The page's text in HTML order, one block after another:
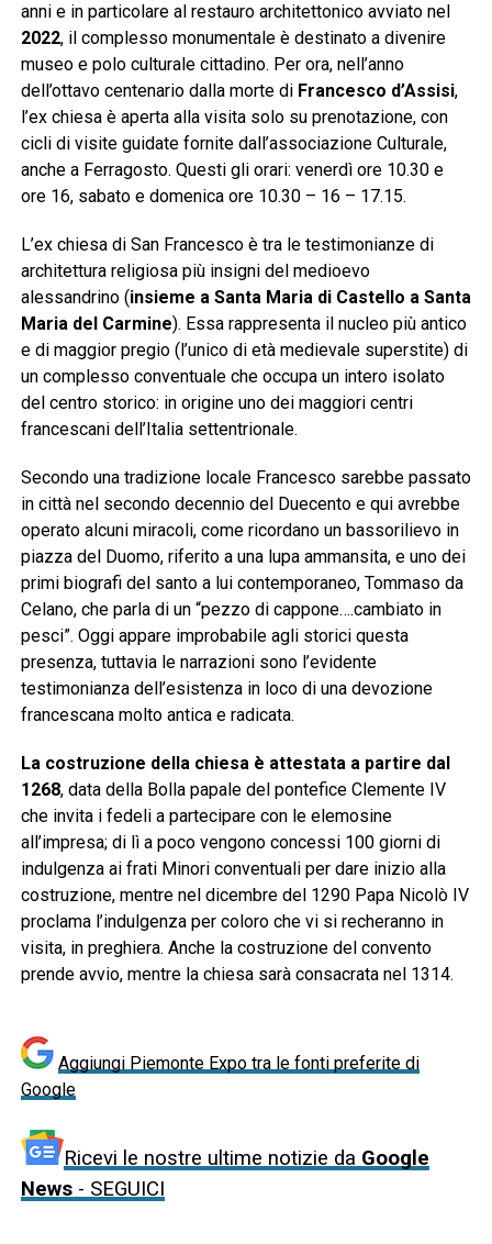
anni e in particolare al restauro architettonico avviato nel
2022, il complesso monumentale è destinato a divenire
museo e polo culturale cittadino. Per ora, nell’anno
dell’ottavo centenario dalla morte di Francesco d’Assisi,
l’ex chiesa è aperta alla visita solo su prenotazione, con
cicli di visite guidate fornite dall’associazione Culturale,
anche a Ferragosto. Questi gli orari: venerdì ore 10.30 e
ore 16, sabato e domenica ore 10.30 – 16 – 17.15.
L’ex chiesa di San Francesco è tra le testimonianze di
architettura religiosa più insigni del medioevo
alessandrino (insieme a Santa Maria di Castello a Santa
Maria del Carmine). Essa rappresenta il nucleo più antico
e di maggior pregio (l’unico di età medievale superstite) di
un complesso conventuale che occupa un intero isolato
del centro storico: in origine uno dei maggiori centri
francescani dell’Italia settentrionale.
Secondo una tradizione locale Francesco sarebbe passato
in città nel secondo decennio del Duecento e qui avrebbe
operato alcuni miracoli, come ricordano un bassorilievo in
piazza del Duomo, riferito a una lupa ammansita, e uno dei
primi biografi del santo a lui contemporaneo, Tommaso da
Celano, che parla di un “pezzo di cappone….cambiato in
pesci”. Oggi appare improbabile agli storici questa
presenza, tuttavia le narrazioni sono l’evidente
testimonianza dell’esistenza in loco di una devozione
francescana molto antica e radicata.
La costruzione della chiesa è attestata a partire dal
1268, data della Bolla papale del pontefice Clemente IV
che invita i fedeli a partecipare con le elemosine
all’impresa; di lì a poco vengono concessi 100 giorni di
indulgenza ai frati Minori conventuali per dare inizio alla
costruzione, mentre nel dicembre del 1290 Papa Nicolò IV
proclama l’indulgenza per coloro che vi si recheranno in
visita, in preghiera. Anche la costruzione del convento
prende avvio, mentre la chiesa sarà consacrata nel 1314.
Aggiungi Piemonte Expo tra le fonti preferite di
Google
Ricevi le nostre ultime notizie da Google
News- SEGUICI